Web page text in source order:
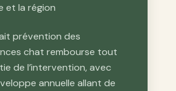
et la région
prévention des
chat rembourse tout
de l’intervention, avec
annuelle allant de